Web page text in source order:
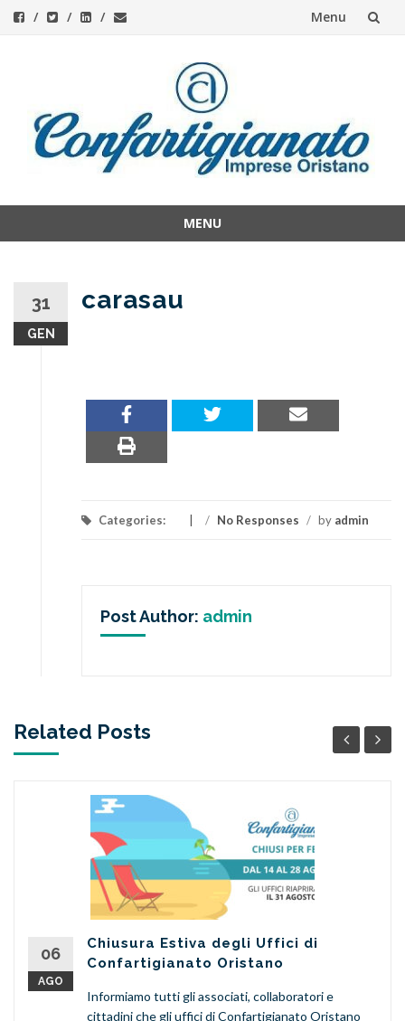
Menu
content
MENU
31
GEN
carasau
Categories: / No Responses / by admin
Post Author: admin
Related Posts
06
AGO
Chiusura Estiva degli Uffici di
Confartigianato Oristano
Informiamo tutti gli associati, collaboratori e
cittadini che gli uffici di Confartigianato Oristano